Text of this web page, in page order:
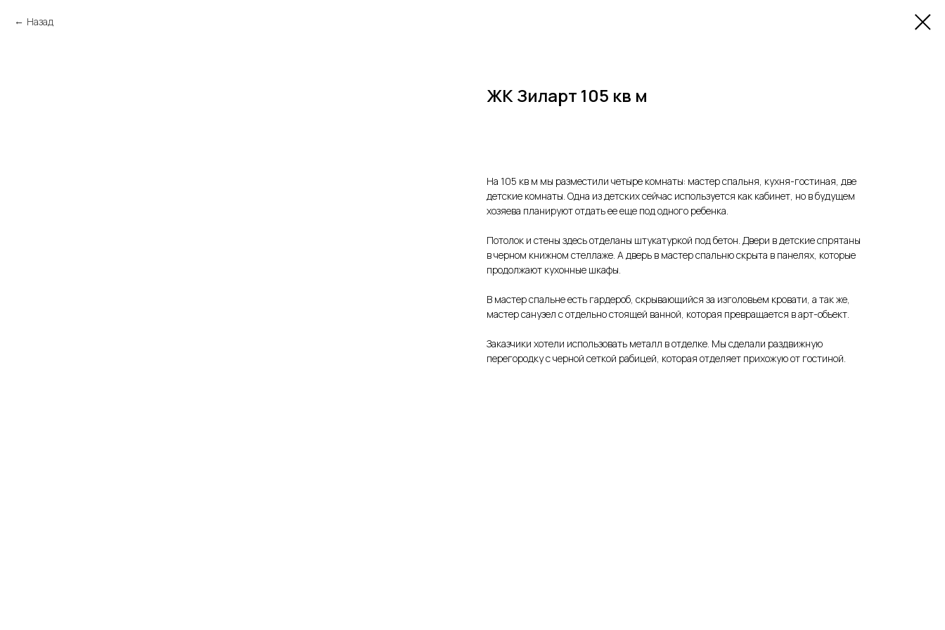
Назад
ЖК Зиларт 105 кв м
На 105 кв м мы разместили четыре комнаты: мастер спальня, кухня-гостиная, две
детские комнаты. Одна из детских сейчас используется как кабинет, но в будущем
хозяева планируют отдать ее еще под одного ребенка.
Потолок и стены здесь отделаны штукатуркой под бетон. Двери в детские спрятаны
в черном книжном стеллаже. А дверь в мастер спальню скрыта в панелях, которые
продолжают кухонные шкафы.
В мастер спальне есть гардероб, скрывающийся за изголовьем кровати, а так же,
мастер санузел с отдельно стоящей ванной, которая превращается в арт-объект.
Заказчики хотели использовать металл в отделке. Мы сделали раздвижную
перегородку с черной сеткой рабицей, которая отделяет прихожую от гостиной.